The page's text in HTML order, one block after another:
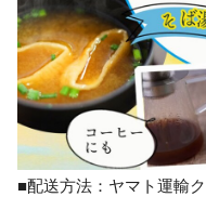
■配送方法：ヤマト運輸